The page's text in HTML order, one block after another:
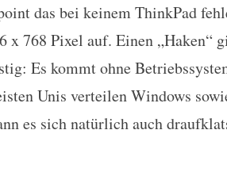
das bei keinem ThinkPad
768 Pixel auf. Einen „Haken“
Es kommt ohne
Unis verteilen Windows
es sich natürlich auch